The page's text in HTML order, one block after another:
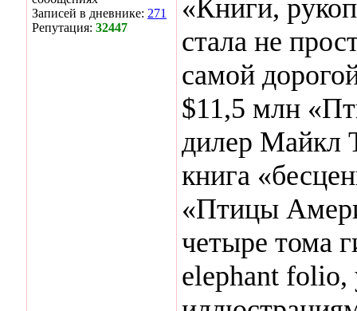
Записей в дневнике: 271
Репутация: 32447
«Книги,
стала не
самой
$11,5 млн
дилер Майкл
книга
«Птицы
четыре тома
elephant